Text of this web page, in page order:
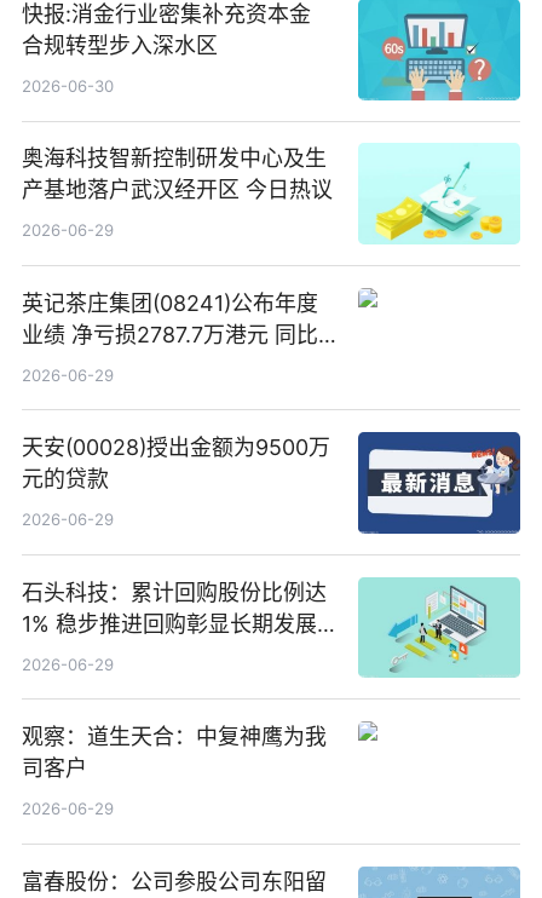
快报:消金行业密集补充资本金
合规转型步入深水区
2026-06-30
奥海科技智新控制研发中心及生
产基地落户武汉经开区 今日热议
2026-06-29
英记茶庄集团(08241)公布年度
业绩 净亏损2787.7万港元 同比
扩大65.15% 焦点速读
2026-06-29
天安(00028)授出金额为9500万
元的贷款
2026-06-29
石头科技：累计回购股份比例达
1% 稳步推进回购彰显长期发展
信心 新动态
2026-06-29
观察：道生天合：中复神鹰为我
司客户
2026-06-29
富春股份：公司参股公司东阳留